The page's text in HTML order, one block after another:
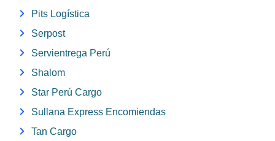
Pits Logística
Serpost
Servientrega Perú
Shalom
Star Perú Cargo
Sullana Express Encomiendas
Tan Cargo